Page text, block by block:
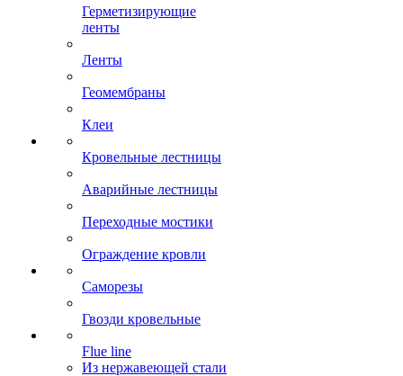
Герметизирующие
ленты
Ленты
Геомембраны
Клеи
Кровельные лестницы
Аварийные лестницы
Переходные мостики
Ограждение кровли
Саморезы
Гвозди кровельные
Flue line
Из нержавеющей стали